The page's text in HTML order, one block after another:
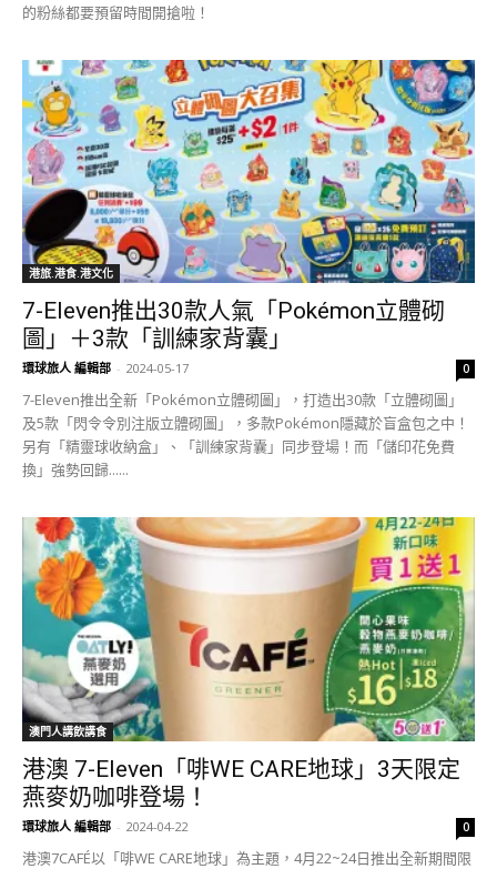
的粉絲都要預留時間開搶啦！
港旅.港食.港文化
7-Eleven推出30款人氣「Pokémon立體砌
圖」＋3款「訓練家背囊」
環球旅人 編輯部 - 2024-05-17 0
7-Eleven推出全新「Pokémon立體砌圖」，打造出30款「立體砌圖」
及5款「閃令令別注版立體砌圖」，多款Pokémon隱藏於盲盒包之中！
另有「精靈球收納盒」、「訓練家背囊」同步登場！而「儲印花免費
換」強勢回歸......
澳門人講飲講食
港澳 7-Eleven「啡WE CARE地球」3天限定
燕麥奶咖啡登場！
環球旅人 編輯部 - 2024-04-22 0
港澳7CAFÉ以「啡WE CARE地球」為主題，4月22~24日推出全新期間限